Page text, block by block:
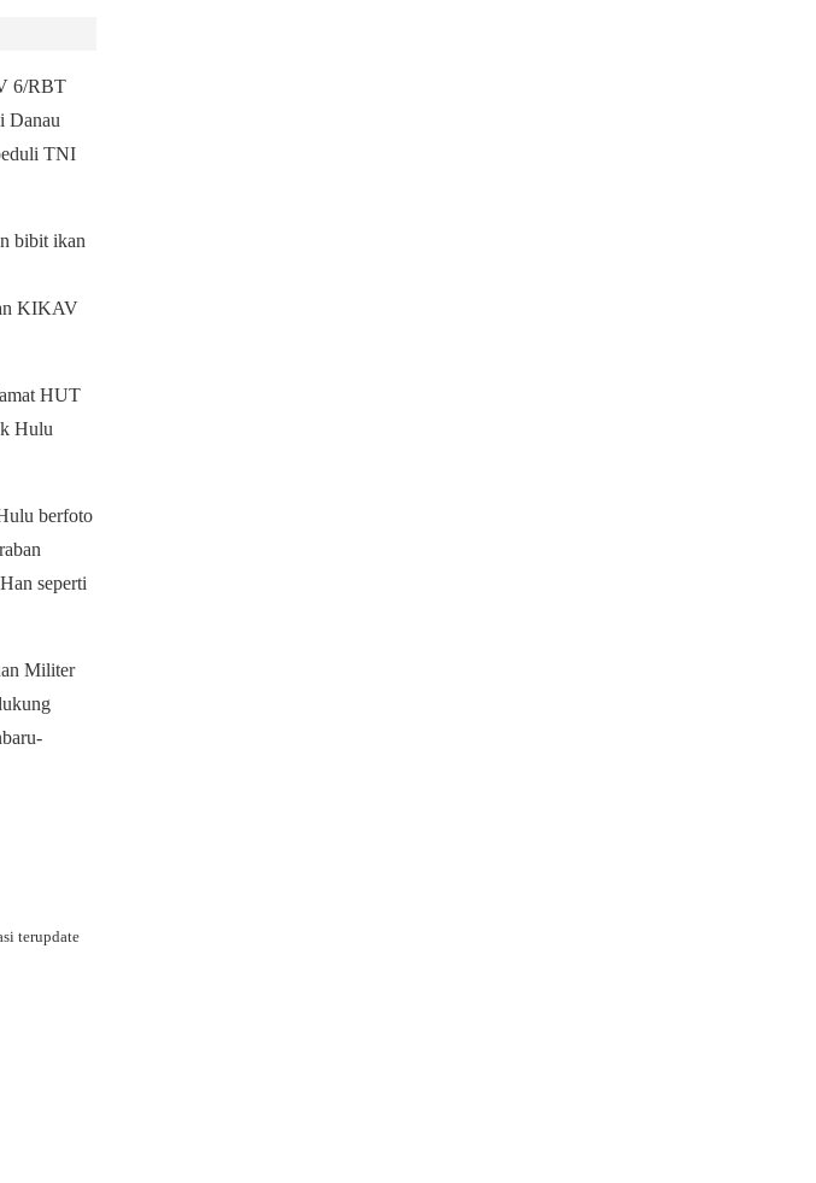
6/RBT
Danau
TNI
bibit ikan
KIKAV
HUT
Hulu
berfoto
seperti
Militer
terupdate